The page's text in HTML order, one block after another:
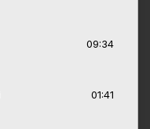
09:34
01:41